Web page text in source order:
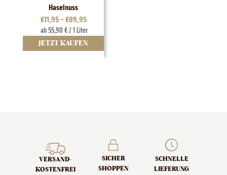
Haselnuss
€11,95–€89,95
ab 55,90 € / 1 Liter
JETZT KAUFEN
VERSAND­
KOSTENFREI
SICHER
SHOPPEN
SCHNELLE
LIEFERUNG